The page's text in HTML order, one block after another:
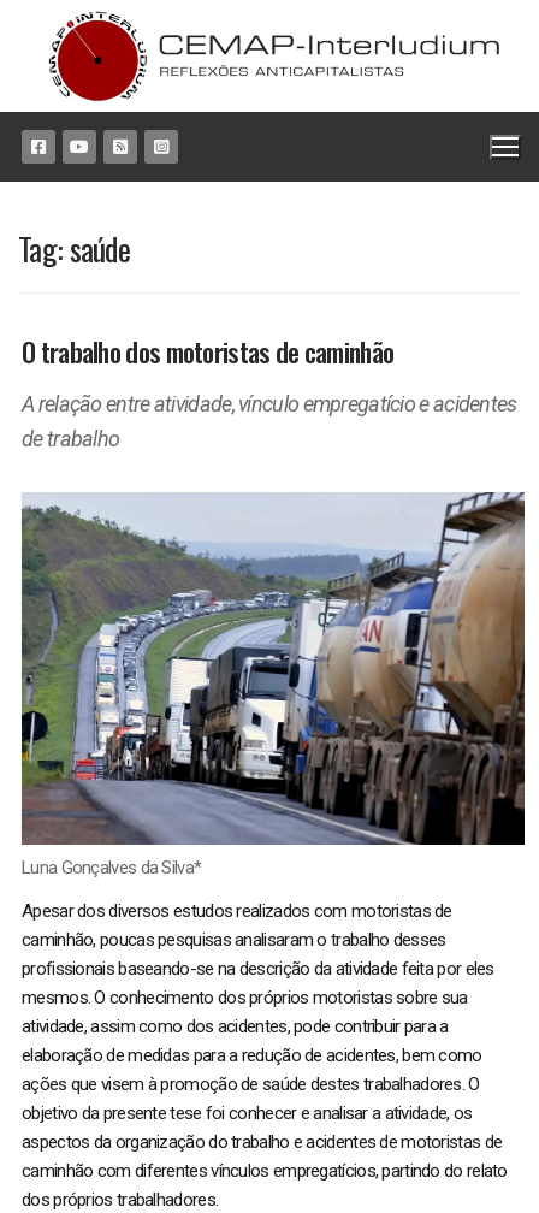
conteúdo
Tag:saúde
O trabalho dos motoristas de caminhão
A relação entre atividade, vínculo empregatício e acidentes
de trabalho
Luna Gonçalves da Silva*
Apesar dos diversos estudos realizados com motoristas de
caminhão, poucas pesquisas analisaram o trabalho desses
profissionais baseando-se na descrição da atividade feita por eles
mesmos. O conhecimento dos próprios motoristas sobre sua
atividade, assim como dos acidentes, pode contribuir para a
elaboração de medidas para a redução de acidentes, bem como
ações que visem à promoção de saúde destes trabalhadores. O
objetivo da presente tese foi conhecer e analisar a atividade, os
aspectos da organização do trabalho e acidentes de motoristas de
caminhão com diferentes vínculos empregatícios, partindo do relato
dos próprios trabalhadores.